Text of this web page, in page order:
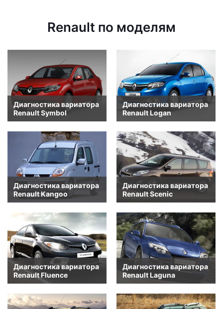
Renault по моделям
Диагностика вариатора
Renault Symbol
Диагностика вариатора
Renault Logan
Диагностика вариатора
Renault Kangoo
Диагностика вариатора
Renault Scenic
Диагностика вариатора
Renault Fluence
Диагностика вариатора
Renault Laguna